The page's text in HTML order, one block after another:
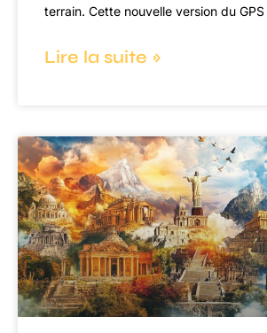
terrain. Cette nouvelle version du
Lire la suite »